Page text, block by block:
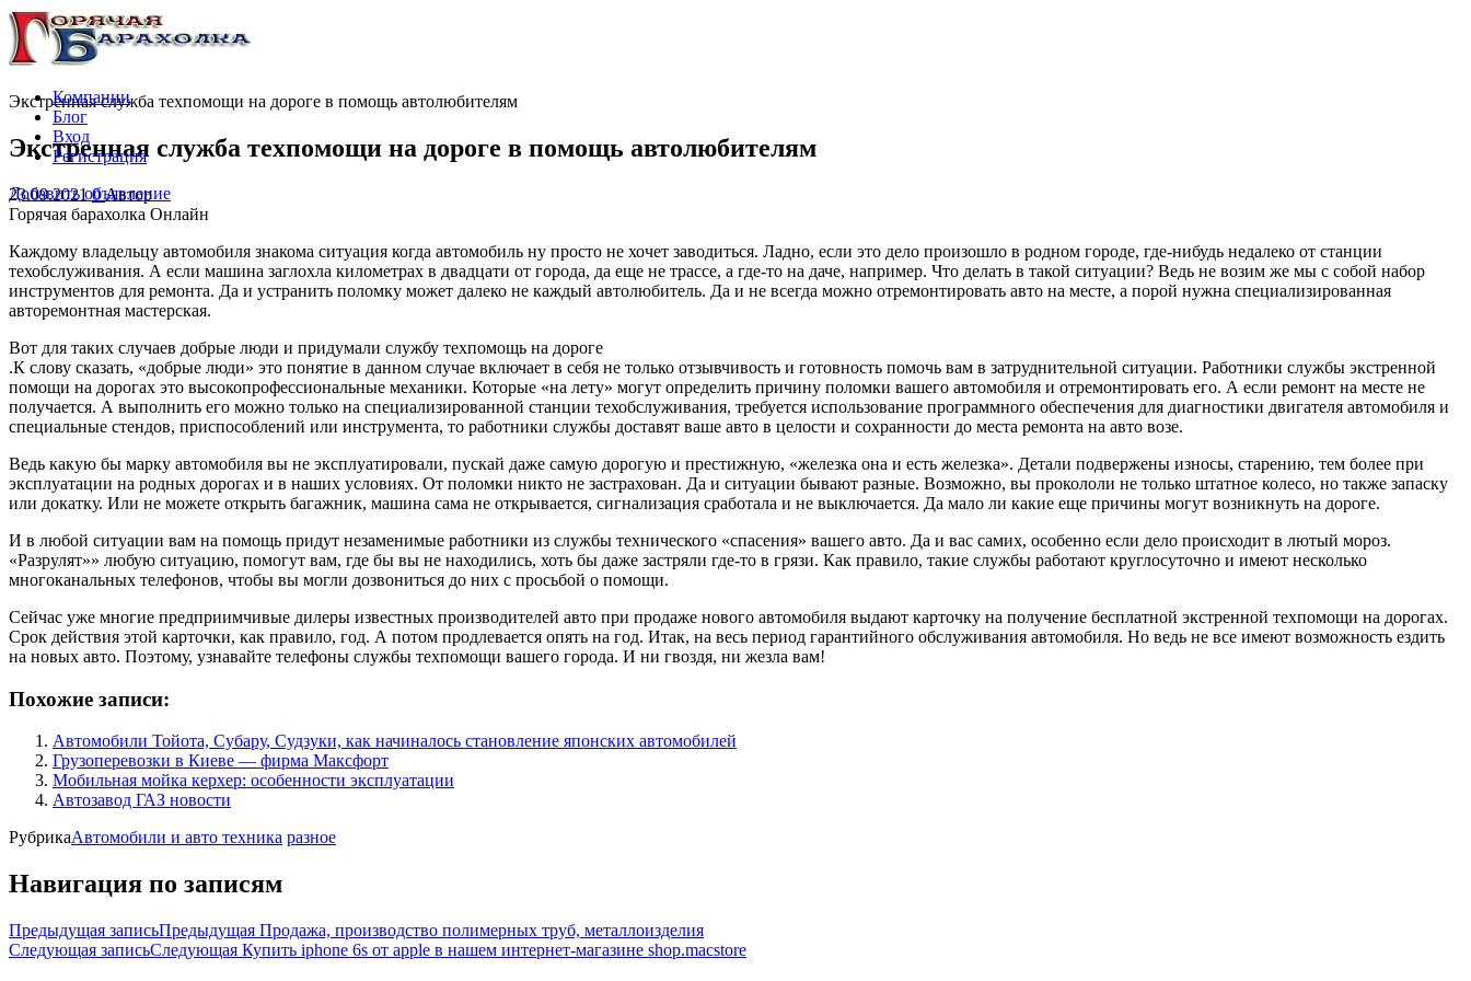
Компании
Блог
Вход
Регистрация
Добавить объявление
Экстренная служба техпомощи на дороге в помощь автолюбителям
Экстренная служба техпомощи на дороге в помощь автолюбителям
23.09.20210Автор
Горячая барахолка Онлайн
Каждому владельцу автомобиля знакома ситуация когда автомобиль ну просто не хочет заводиться. Ладно, если это дело произошло в родном городе, где-нибудь недалеко от станции
техобслуживания. А если машина заглохла километрах в двадцати от города, да еще не трассе, а где-то на даче, например. Что делать в такой ситуации? Ведь не возим же мы с собой набор
инструментов для ремонта. Да и устранить поломку может далеко не каждый автолюбитель. Да и не всегда можно отремонтировать авто на месте, а порой нужна специализированная
авторемонтная мастерская.
Вот для таких случаев добрые люди и придумали службу техпомощь на дороге
.К слову сказать, «добрые люди» это понятие в данном случае включает в себя не только отзывчивость и готовность помочь вам в затруднительной ситуации. Работники службы экстренной
помощи на дорогах это высокопрофессиональные механики. Которые «на лету» могут определить причину поломки вашего автомобиля и отремонтировать его. А если ремонт на месте не
получается. А выполнить его можно только на специализированной станции техобслуживания, требуется использование программного обеспечения для диагностики двигателя автомобиля и
специальные стендов, приспособлений или инструмента, то работники службы доставят ваше авто в целости и сохранности до места ремонта на авто возе.
Ведь какую бы марку автомобиля вы не эксплуатировали, пускай даже самую дорогую и престижную, «железка она и есть железка». Детали подвержены износы, старению, тем более при
эксплуатации на родных дорогах и в наших условиях. От поломки никто не застрахован. Да и ситуации бывают разные. Возможно, вы прокололи не только штатное колесо, но также запаску
или докатку. Или не можете открыть багажник, машина сама не открывается, сигнализация сработала и не выключается. Да мало ли какие еще причины могут возникнуть на дороге.
И в любой ситуации вам на помощь придут незаменимые работники из службы технического «спасения» вашего авто. Да и вас самих, особенно если дело происходит в лютый мороз.
«Разрулят»» любую ситуацию, помогут вам, где бы вы не находились, хоть бы даже застряли где-то в грязи. Как правило, такие службы работают круглосуточно и имеют несколько
многоканальных телефонов, чтобы вы могли дозвониться до них с просьбой о помощи.
Сейчас уже многие предприимчивые дилеры известных производителей авто при продаже нового автомобиля выдают карточку на получение бесплатной экстренной техпомощи на дорогах.
Срок действия этой карточки, как правило, год. А потом продлевается опять на год. Итак, на весь период гарантийного обслуживания автомобиля. Но ведь не все имеют возможность ездить
на новых авто. Поэтому, узнавайте телефоны службы техпомощи вашего города. И ни гвоздя, ни жезла вам!
Похожие записи:
Автомобили Тойота, Субару, Судзуки, как начиналось становление японских автомобилей
Грузоперевозки в Киеве — фирма Максфорт
Мобильная мойка керхер: особенности эксплуатации
Автозавод ГАЗ новости
РубрикаАвтомобили и авто техника разное
Навигация по записям
Предыдущая записьПредыдущая Продажа, производство полимерных труб, металлоизделия
Следующая записьСледующая Купить iphone 6s от apple в нашем интернет-магазине shop.macstore